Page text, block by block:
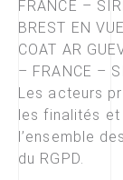
FRANCE –
BREST EN
COAT AR
– FRANCE –
Les acteurs
les finalités
l’ensemble
du RGPD.